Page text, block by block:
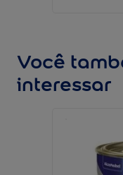
Você
interessar